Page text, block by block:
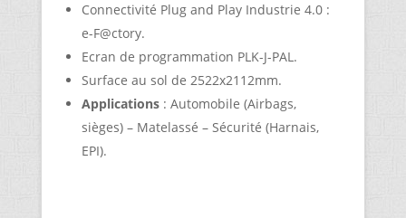
Connectivité Plug and Play Industrie 4.0 :
e-F@ctory.
Ecran de programmation PLK-J-PAL.
Surface au sol de 2522x2112mm.
Applications: Automobile (Airbags,
sièges) – Matelassé – Sécurité (Harnais,
EPI).